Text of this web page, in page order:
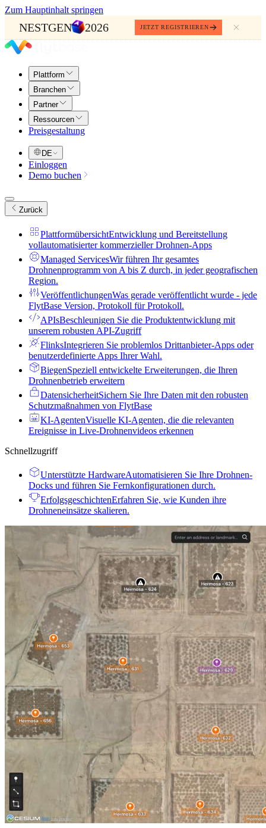
Zum Hauptinhalt springen
NESTGEN 2026 JETZT REGISTRIEREN
Plattform
Branchen
Partner
Ressourcen
Preisgestaltung
DE
Einloggen
Demo buchen
Zurück
PlattformübersichtEntwicklung und Bereitstellung
vollautomatisierter kommerzieller Drohnen-Apps
Managed ServicesWir führen Ihr gesamtes
Drohnenprogramm von A bis Z durch, in jeder geografischen
Region.
VeröffentlichungenWas gerade veröffentlicht wurde - jede
FlytBase Version, Protokoll für Protokoll.
APIsBeschleunigen Sie die Produktentwicklung mit
unserem robusten API-Zugriff
FlinksIntegrieren Sie problemlos Drittanbieter-Apps oder
benutzerdefinierte Apps Ihrer Wahl.
BiegenSpeziell entwickelte Erweiterungen, die Ihren
Drohnenbetrieb erweitern
DatensicherheitSichern Sie Ihre Daten mit den robusten
Schutzmaßnahmen von FlytBase
KI-AgentenVisuelle KI-Agenten, die die relevanten
Ereignisse in Live-Drohnenvideos erkennen
Schnellzugriff
Unterstützte HardwareAutomatisieren Sie Ihre Drohnen-
Docks und führen Sie Fernkonfigurationen durch.
ErfolgsgeschichtenErfahren Sie, wie Kunden ihre
Drohneneinsätze skalieren.